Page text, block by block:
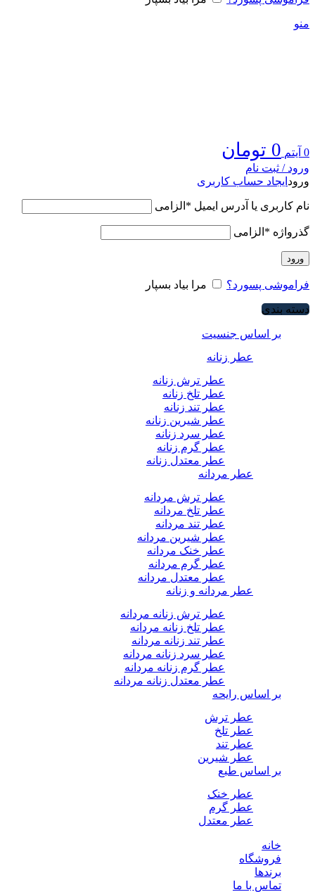
منو
0 آیتم 0 تومان
ورود / ثبت نام
ورود ایجاد حساب کاربری
نام کاربری یا آدرس ایمیل * الزامی
گذرواژه * الزامی
ورود
فراموشی پسورد؟ مرا بیاد بسپار
دسته بندی
بر اساس جنسیت
عطر زنانه
عطر ترش زنانه
عطر تلخ زنانه
عطر تند زنانه
عطر شیرین زنانه
عطر سرد زنانه
عطر گرم زنانه
عطر معتدل زنانه
عطر مردانه
عطر ترش مردانه
عطر تلخ مردانه
عطر تند مردانه
عطر شیرین مردانه
عطر خنک مردانه
عطر گرم مردانه
عطر معتدل مردانه
عطر مردانه و زنانه
عطر ترش زنانه مردانه
عطر تلخ زنانه مردانه
عطر تند زنانه مردانه
عطر سرد زنانه مردانه
عطر گرم زنانه مردانه
عطر معتدل زنانه مردانه
بر اساس رایحه
عطر ترش
عطر تلخ
عطر تند
عطر شیرین
بر اساس طبع
عطر خنک
عطر گرم
عطر معتدل
خانه
فروشگاه
برندها
تماس با ما